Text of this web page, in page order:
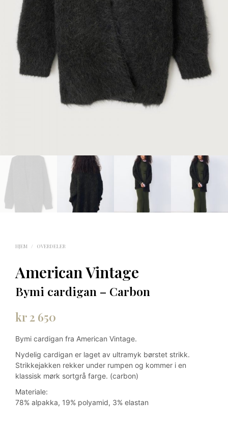
HJEM / OVERDELER
American Vintage
Bymi cardigan – Carbon
kr2 650
Bymi cardigan fra American Vintage.
Nydelig cardigan er laget av ultramyk børstet strikk.
Strikkejakken rekker under rumpen og kommer i en
klassisk mørk sortgrå farge. (carbon)
Materiale:
78% alpakka, 19% polyamid, 3% elastan